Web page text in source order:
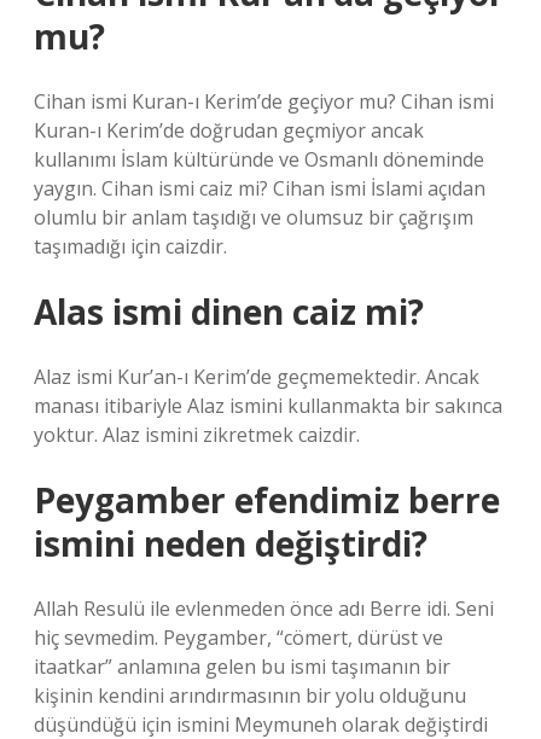
mu?
Cihan ismi Kuran-ı Kerim’de geçiyor mu? Cihan ismi
Kuran-ı Kerim’de doğrudan geçmiyor ancak
kullanımı İslam kültüründe ve Osmanlı döneminde
yaygın. Cihan ismi caiz mi? Cihan ismi İslami açıdan
olumlu bir anlam taşıdığı ve olumsuz bir çağrışım
taşımadığı için caizdir.
Alas ismi dinen caiz mi?
Alaz ismi Kur’an-ı Kerim’de geçmemektedir. Ancak
manası itibariyle Alaz ismini kullanmakta bir sakınca
yoktur. Alaz ismini zikretmek caizdir.
Peygamber efendimiz berre
ismini neden değiştirdi?
Allah Resulü ile evlenmeden önce adı Berre idi. Seni
hiç sevmedim. Peygamber, “cömert, dürüst ve
itaatkar” anlamına gelen bu ismi taşımanın bir
kişinin kendini arındırmasının bir yolu olduğunu
düşündüğü için ismini Meymuneh olarak değiştirdi